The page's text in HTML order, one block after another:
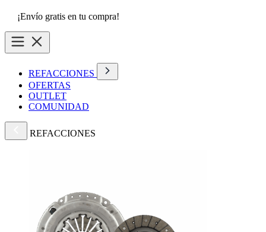
¡Envío gratis en tu compra!
REFACCIONES
OFERTAS
OUTLET
COMUNIDAD
REFACCIONES